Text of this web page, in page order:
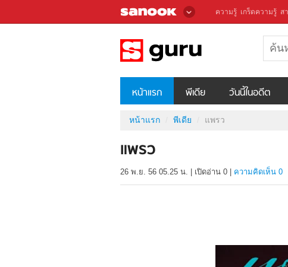
ความรู้ เกร็ดความรู้ ส
หน้าแรก พีเดีย วันนี้ในอดีต
หน้าแรก พีเดีย แพรว
แพรว
26 พ.ย. 56 05.25 น. เปิดอ่าน 0 ความคิดเห็น 0